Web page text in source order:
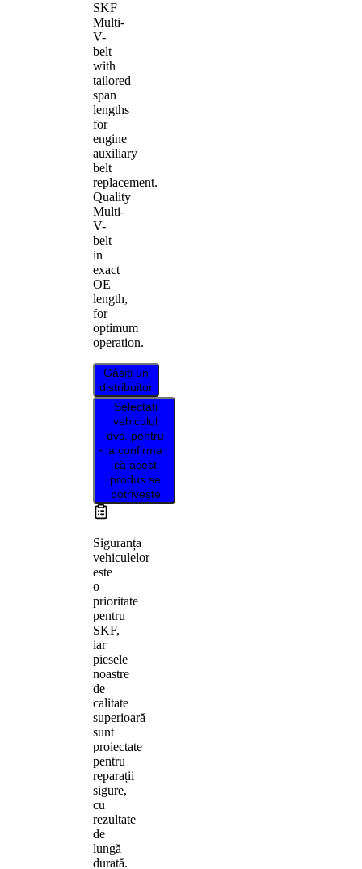
SKF
Multi-
V-
belt
with
tailored
span
lengths
for
engine
auxiliary
belt
replacement.
Quality
Multi-
V-
belt
in
exact
OE
length,
for
optimum
operation.
Găsiți un
distribuitor
Selectați
vehiculul
dvs. pentru
a confirma
că acest
produs se
potrivește
Siguranța
vehiculelor
este
o
prioritate
pentru
SKF,
iar
piesele
noastre
de
calitate
superioară
sunt
proiectate
pentru
reparații
sigure,
cu
rezultate
de
lungă
durată.